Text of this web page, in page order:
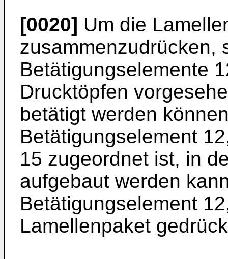
[0020] Um die
zusammenzudrücken,
Betätigungselemente
Drucktöpfen
betätigt werden
Betätigungselement
15 zugeordnet ist, in
aufgebaut werden
Betätigungselement
Lamellenpaket